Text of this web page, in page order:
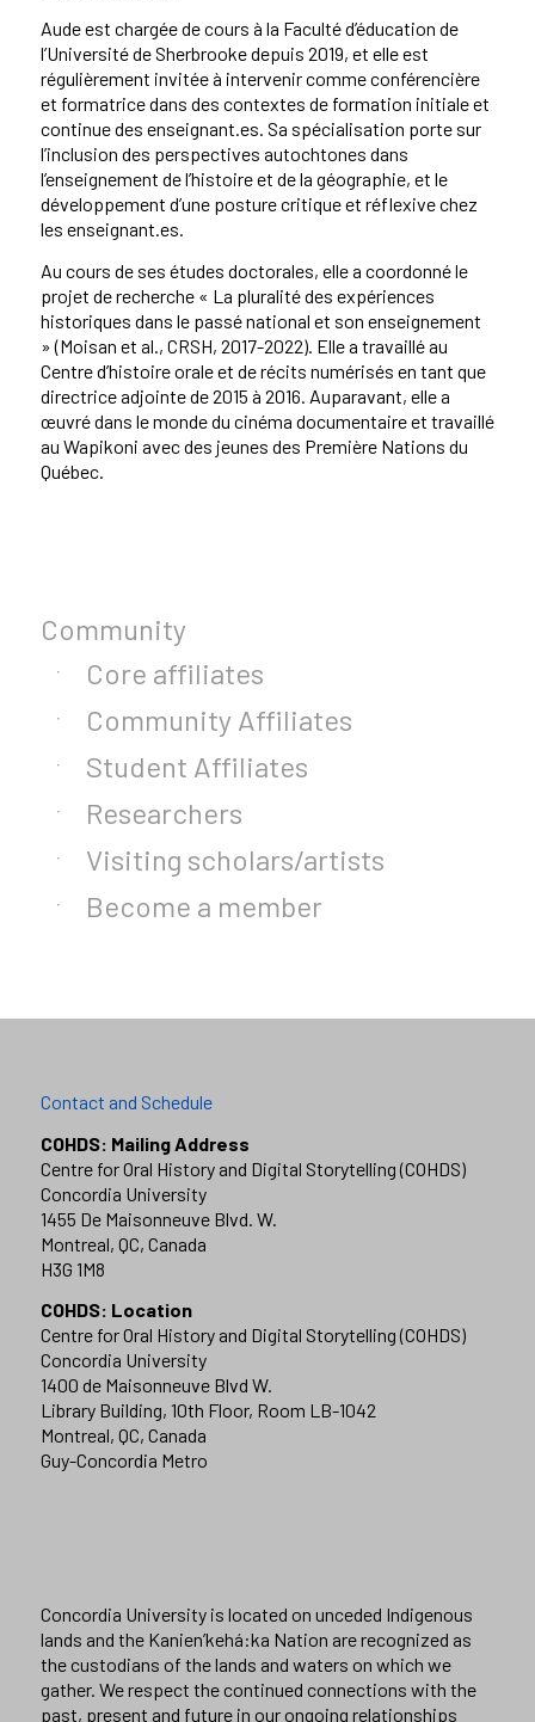
Aude est chargée de cours à la Faculté d’éducation de
l’Université de Sherbrooke depuis 2019, et elle est
régulièrement invitée à intervenir comme conférencière
et formatrice dans des contextes de formation initiale et
continue des enseignant.es. Sa spécialisation porte sur
l’inclusion des perspectives autochtones dans
l’enseignement de l’histoire et de la géographie, et le
développement d’une posture critique et réflexive chez
les enseignant.es.
Au cours de ses études doctorales, elle a coordonné le
projet de recherche « La pluralité des expériences
historiques dans le passé national et son enseignement
» (Moisan et al., CRSH, 2017-2022). Elle a travaillé au
Centre d’histoire orale et de récits numérisés en tant que
directrice adjointe de 2015 à 2016. Auparavant, elle a
œuvré dans le monde du cinéma documentaire et travaillé
au Wapikoni avec des jeunes des Première Nations du
Québec.
Community
Core affiliates
Community Affiliates
Student Affiliates
Researchers
Visiting scholars/artists
Become a member
Contact and Schedule
COHDS: Mailing Address
Centre for Oral History and Digital Storytelling (COHDS)
Concordia University
1455 De Maisonneuve Blvd. W.
Montreal, QC, Canada
H3G 1M8
COHDS: Location
Centre for Oral History and Digital Storytelling (COHDS)
Concordia University
1400 de Maisonneuve Blvd W.
Library Building, 10th Floor, Room LB-1042
Montreal, QC, Canada
Guy-Concordia Metro
Concordia University is located on unceded Indigenous
lands and the Kanien’kehá:ka Nation are recognized as
the custodians of the lands and waters on which we
gather. We respect the continued connections with the
past, present and future in our ongoing relationships